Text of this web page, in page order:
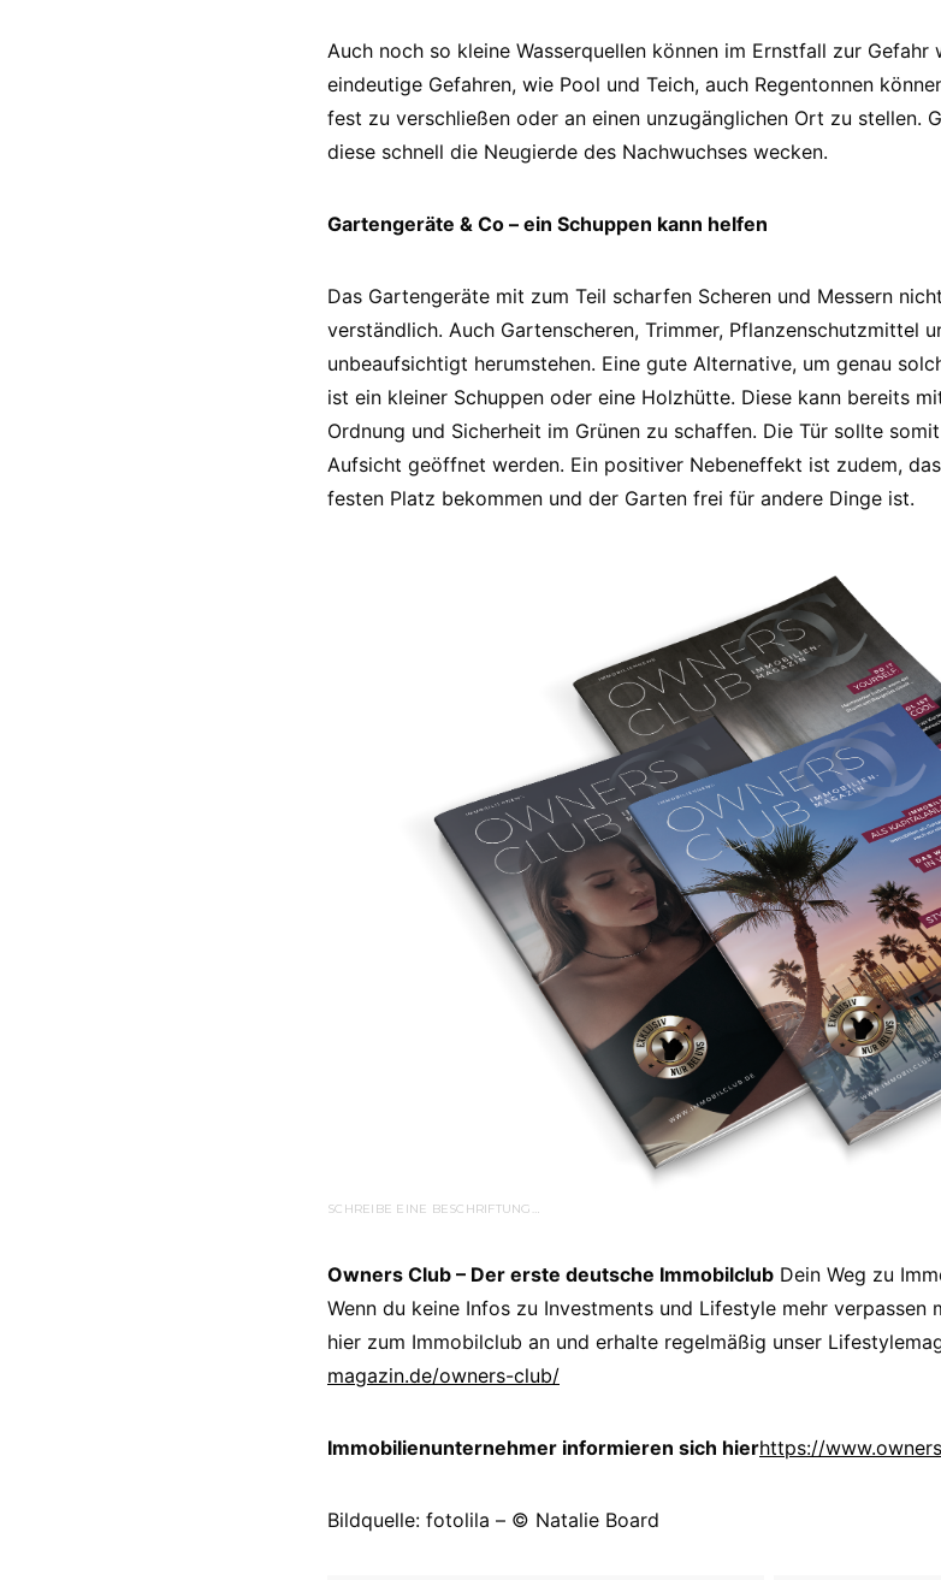
Auch noch so kleine Wasserquellen können im Ernstfall zur
eindeutige Gefahren, wie Pool und Teich, auch Regentonnen
fest zu verschließen oder an einen unzugänglichen Ort zu stellen.
diese schnell die Neugierde des Nachwuchses wecken.
Gartengeräte & Co – ein Schuppen kann helfen
Das Gartengeräte mit zum Teil scharfen Scheren und Messern
verständlich. Auch Gartenscheren, Trimmer, Pflanzenschutzmittel
unbeaufsichtigt herumstehen. Eine gute Alternative, um genau
ist ein kleiner Schuppen oder eine Holzhütte. Diese kann bereits
Ordnung und Sicherheit im Grünen zu schaffen. Die Tür sollte
Aufsicht geöffnet werden. Ein positiver Nebeneffekt ist zudem,
festen Platz bekommen und der Garten frei für andere Dinge ist.
SCHREIBE EINE BESCHRIFTUNG…
Owners Club – Der erste deutsche Immobilclub Dein Weg zu
Wenn du keine Infos zu Investments und Lifestyle mehr
hier zum Immobilclub an und erhalte regelmäßig unser
magazin.de/owners-club/
Immobilienunternehmer informieren sich hierhttps://
Bildquelle: fotolila – © Natalie Board